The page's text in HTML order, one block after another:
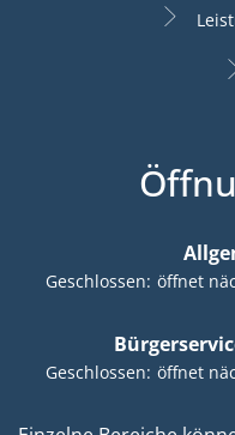
Klicken, um weitere
Geschlossen: öffnet
Klicken, um weitere
Geschlossen: öffnet